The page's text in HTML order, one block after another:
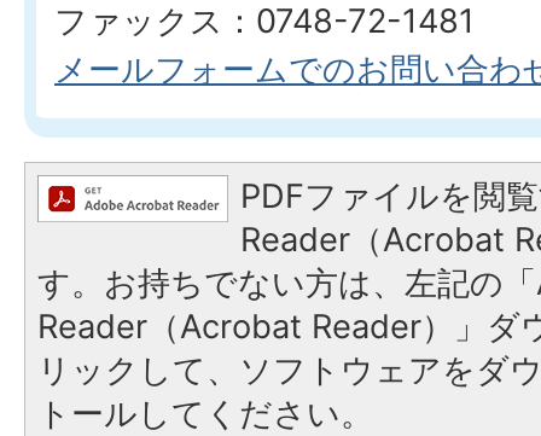
ファックス：0748-72-1481
メールフォームでのお問い合わ
PDFファイルを閲
Reader（Acrobat
す。お持ちでない方は、左記の
Reader（Acrobat Reader）」ダ
リックして、ソフトウェアをダ
トールしてください。